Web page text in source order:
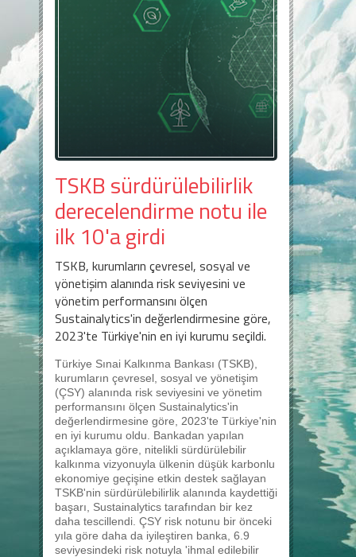
TSKB sürdürülebilirlik
derecelendirme notu ile
ilk 10'a girdi
TSKB, kurumların çevresel, sosyal ve
yönetişim alanında risk seviyesini ve
yönetim performansını ölçen
Sustainalytics'in değerlendirmesine göre,
2023'te Türkiye'nin en iyi kurumu seçildi.
Türkiye Sınai Kalkınma Bankası (TSKB),
kurumların çevresel, sosyal ve yönetişim
(ÇSY) alanında risk seviyesini ve yönetim
performansını ölçen Sustainalytics'in
değerlendirmesine göre, 2023'te Türkiye'nin
en iyi kurumu oldu. Bankadan yapılan
açıklamaya göre, nitelikli sürdürülebilir
kalkınma vizyonuyla ülkenin düşük karbonlu
ekonomiye geçişine etkin destek sağlayan
TSKB'nin sürdürülebilirlik alanında kaydettiği
başarı, Sustainalytics tarafından bir kez
daha tescillendi. ÇSY risk notunu bir önceki
yıla göre daha da iyileştiren banka, 6.9
seviyesindeki risk notuyla 'ihmal edilebilir